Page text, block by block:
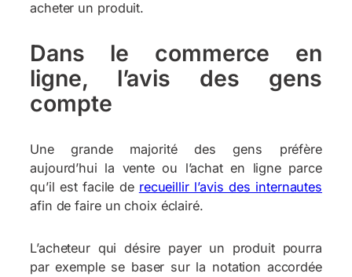
acheter un produit.
Dans le commerce en
ligne, l’avis des gens
compte
Une grande majorité des gens préfère
aujourd’hui la vente ou l’achat en ligne parce
qu’il est facile de recueillir l’avis des internautes
afin de faire un choix éclairé.
L’acheteur qui désire payer un produit pourra
par exemple se baser sur la notation accordée